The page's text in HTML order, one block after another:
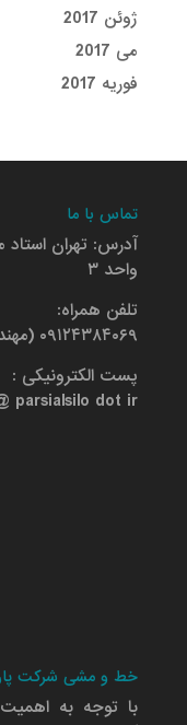
ژوئن 2017
می 2017
فوریه 2017
تماس با ما
واحد ۳
تلفن همراه:
۰۹۱۲۴۳۸۴۰۶۹ (مهندس علیزاده)
پست الکترونیکی :
parsialsilo dot ir
خط و مشی شرکت
با توجه به